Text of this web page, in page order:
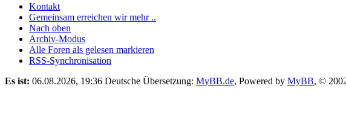
Kontakt
Gemeinsam erreichen wir mehr ..
Nach oben
Archiv-Modus
Alle Foren als gelesen markieren
RSS-Synchronisation
Es ist: 06.08.2026, 19:36 Deutsche Übersetzung: MyBB.de, Powered by MyBB, ©